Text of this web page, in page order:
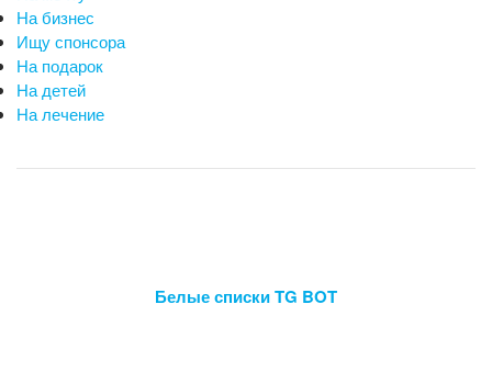
На бизнес
Ищу спонсора
На подарок
На детей
На лечение
Белые списки TG BOT